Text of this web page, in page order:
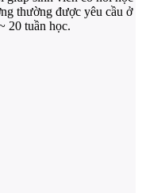
thường được yêu cầu ở
20 tuần học.